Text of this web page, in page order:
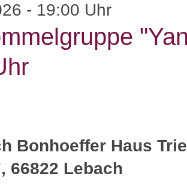
- 19:00 Uhr
Bonhoeffer Haus
66822 Lebach